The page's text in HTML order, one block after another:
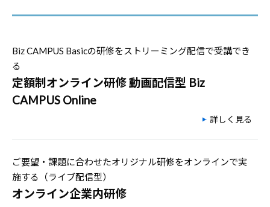
Biz CAMPUS Basicの研修をストリーミング配信で受講でき
る
定額制オンライン研修 動画配信型 Biz
CAMPUS Online
詳しく見る
ご要望・課題に合わせたオリジナル研修をオンラインで実
施する（ライブ配信型）
オンライン企業内研修